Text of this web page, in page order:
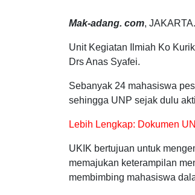
Mak-adang. com, JAKARTA.
Unit Kegiatan Ilmiah Ko
Drs Anas Syafei.
Sebanyak 24 mahasiswa
sehingga UNP sejak dulu
Lebih Lengkap: Dokumen
UKIK bertujuan untuk
memajukan keterampilan
membimbing mahasiswa